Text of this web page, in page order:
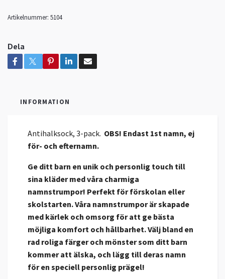
Artikelnummer: 5104
Dela
INFORMATION
Antihalksock, 3-pack. OBS! Endast 1st namn, ej
för- och efternamn.
Ge ditt barn en unik och personlig touch till
sina kläder med våra charmiga
namnstrumpor! Perfekt för förskolan eller
skolstarten. Våra namnstrumpor är skapade
med kärlek och omsorg för att ge bästa
möjliga komfort och hållbarhet. Välj bland en
rad roliga färger och mönster som ditt barn
kommer att älska, och lägg till deras namn
för en speciell personlig prägel!